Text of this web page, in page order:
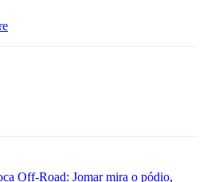
Off-Road: Jomar mira o pódio,